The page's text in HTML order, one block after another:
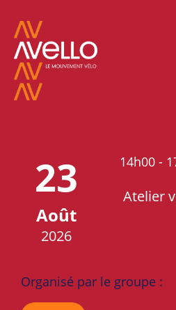
23
Août
2026
14h00 -
Atelier
Organisé par le groupe :